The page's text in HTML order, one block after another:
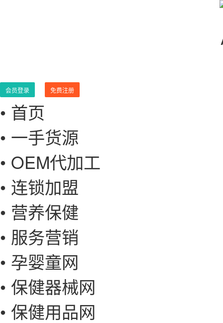
会员登录 免费注册
• 首页
• 一手货源
• OEM代加工
• 连锁加盟
• 营养保健
• 服务营销
• 孕婴童网
• 保健器械网
• 保健用品网